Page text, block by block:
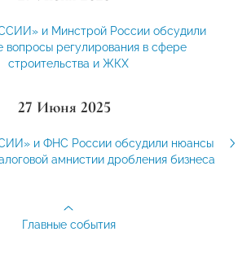
и Минстрой России обсудили
вопросы регулирования в сфере
строительства и ЖКХ
27 Июня 2025
и ФНС России обсудили нюансы
амнистии дробления бизнеса
Главные события